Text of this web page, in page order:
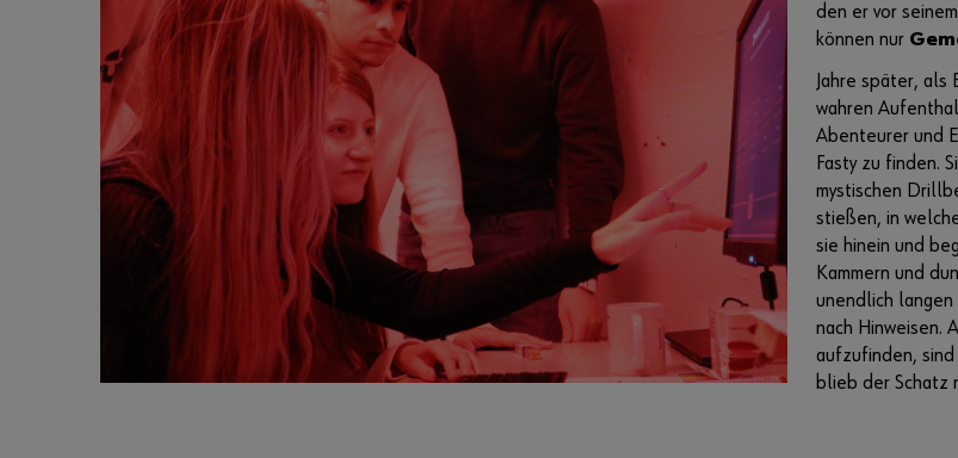
den er vor
können nur
Jahre später, als
wahren
Abenteurer und
Fasty zu finden.
mystischen
stießen, in
sie hinein und
Kammern und
unendlich langen
nach Hinweisen.
aufzufinden,
blieb der Schatz